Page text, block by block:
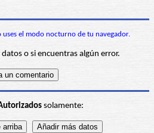
uses el modo nocturno de tu navegador.
o si encuentras algún error.
solamente: